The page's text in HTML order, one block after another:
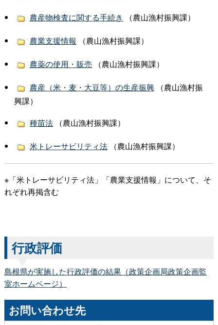
農産物検査に関する手続き （農山漁村振興課）
農業支援情報 （農山漁村振興課）
農薬の使用・販売 （農山漁村振興課）
農産（米・麦・大豆等）の生産振興（農山漁村振
興課）
種苗法（農山漁村振興課）
米トレーサビリティ法（農山漁村振興課）
※「米トレーサビリティ法」「農業支援情報」について、そ
れぞれ再掲含む
行政評価
島根県が実施した行政評価の結果（政策企画局政策企画監
室ホームページ）
お問い合わせ先